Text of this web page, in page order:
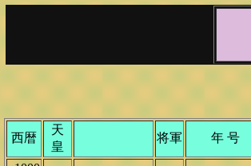
西暦
天
皇
将軍 年 号